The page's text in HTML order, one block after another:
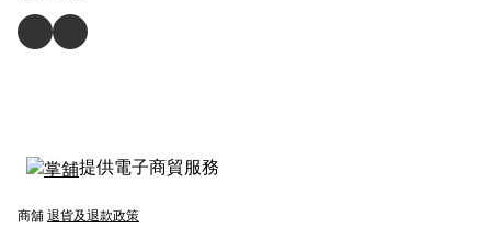
提供電子商貿服務
商舖 退貨及退款政策